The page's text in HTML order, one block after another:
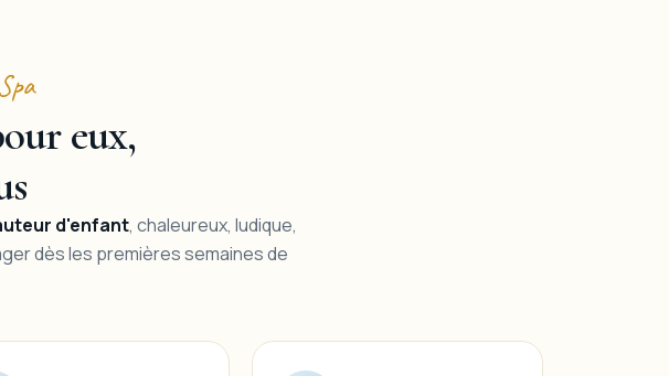
eux,
d'enfant, chaleureux, ludique,
dès les premières semaines de